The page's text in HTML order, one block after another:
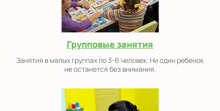
Групповые занятия
Занятия в малых группах по 3-6 человек. Ни один ребенок
не останется без внимания.